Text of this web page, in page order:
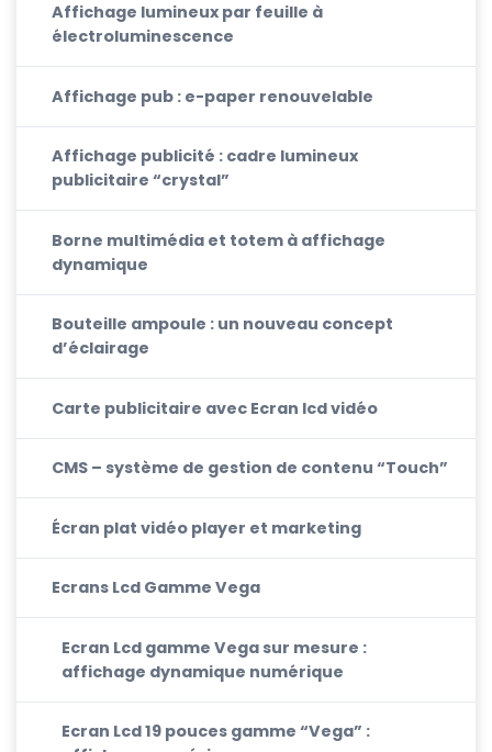
Affichage lumineux par feuille à
électroluminescence
Affichage pub : e-paper renouvelable
Affichage publicité : cadre lumineux
publicitaire “crystal”
Borne multimédia et totem à affichage
dynamique
Bouteille ampoule : un nouveau concept
d’éclairage
Carte publicitaire avec Ecran lcd vidéo
CMS – système de gestion de contenu “Touch”
Écran plat vidéo player et marketing
Ecrans Lcd Gamme Vega
Ecran Lcd gamme Vega sur mesure :
affichage dynamique numérique
Ecran Lcd 19 pouces gamme “Vega” :